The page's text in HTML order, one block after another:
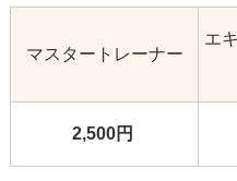
マスタートレーナー
エ
2,500円